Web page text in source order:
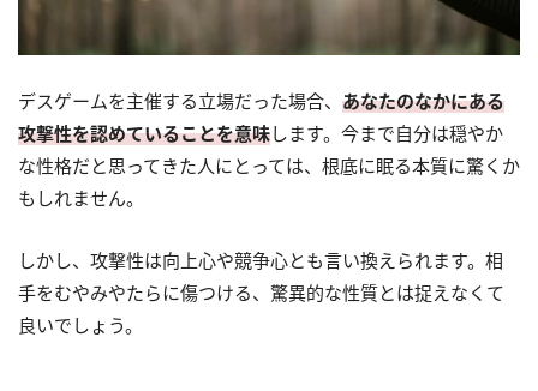
デスゲームを主催する立場だった場合、 あなたのなかにある
攻撃性を認めていることを意味します。今まで自分は穏やか
な性格だと思ってきた人にとっては、根底に眠る本質に驚くか
もしれません。
しかし、攻撃性は向上心や競争心とも言い換えられます。相
手をむやみやたらに傷つける、驚異的な性質とは捉えなくて
良いでしょう。